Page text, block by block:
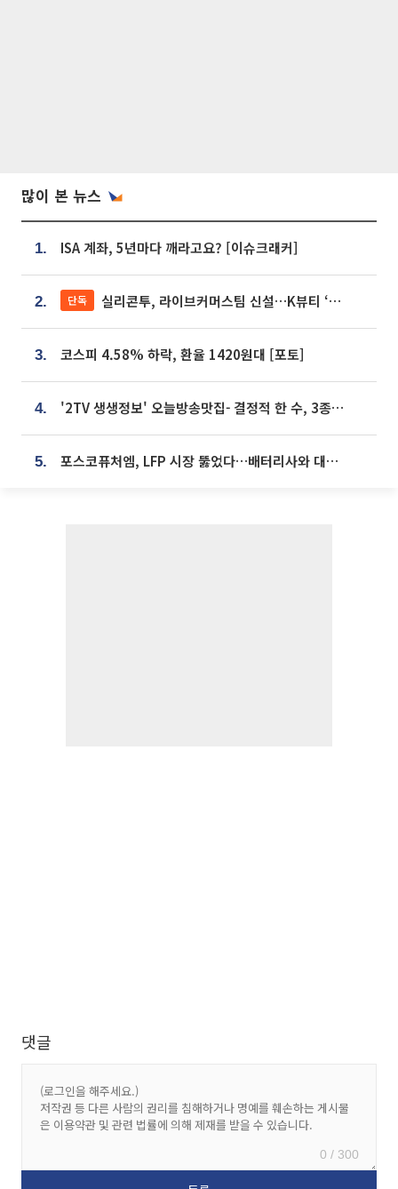
많이 본 뉴스
1. ISA 계좌, 5년마다 깨라고요? [이슈크래커]
2. 단독 실리콘투, 라이브커머스팀 신설…K뷰티 ‘글로벌 판매망’ 확대[K뷰티 라방戰]
3. 코스피 4.58% 하락, 환율 1420원대 [포토]
4. '2TV 생생정보' 오늘방송맛집- 결정적 한 수, 3종 메밀면! 메밀 소바 맛집 '의○○○○'
5. 포스코퓨처엠, LFP 시장 뚫었다…배터리사와 대규모 장기 공급 합의
댓글
0 / 300